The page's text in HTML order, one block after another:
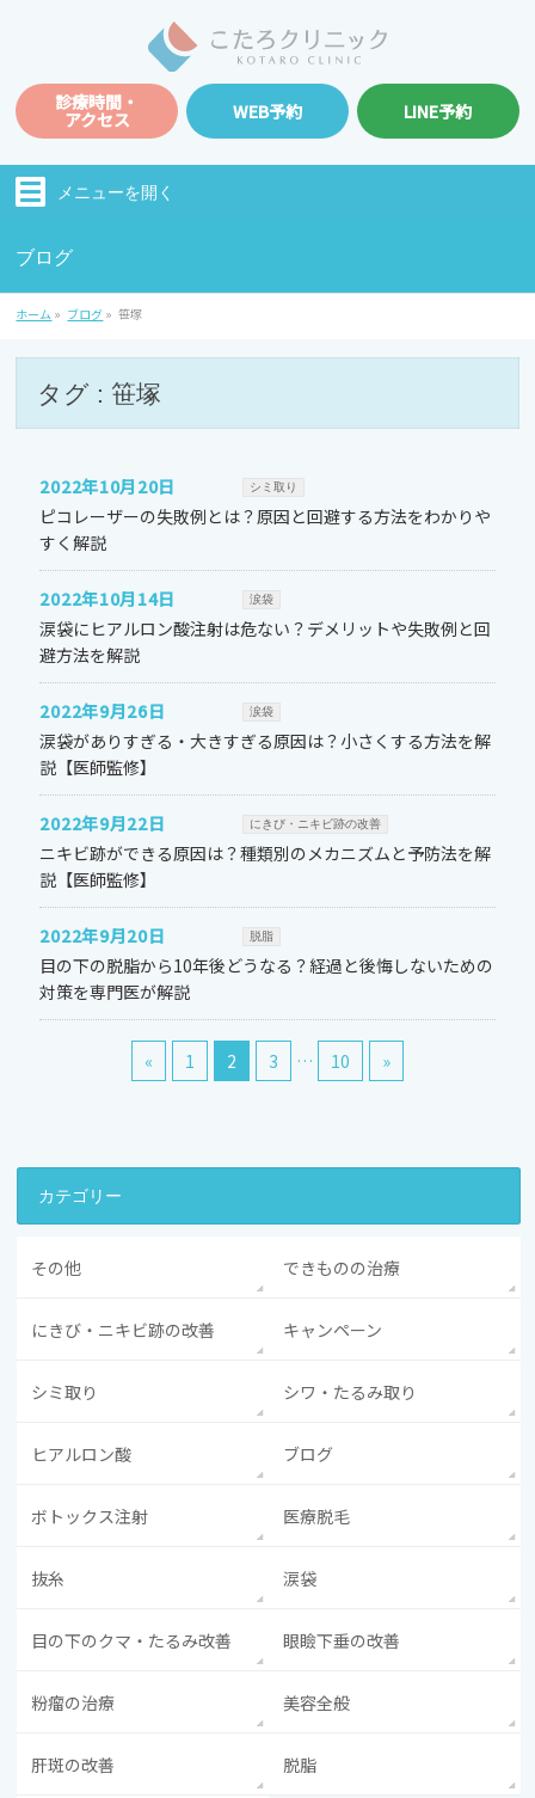
診療時間・
アクセス WEB予約 LINE予約
メニューを開く
ブログ
ホーム » ブログ » 笹塚
タグ : 笹塚
2022年10月20日 シミ取り
ピコレーザーの失敗例とは？原因と回避する方法をわかりや
すく解説
2022年10月14日 涙袋
涙袋にヒアルロン酸注射は危ない？デメリットや失敗例と回
避方法を解説
2022年9月26日 涙袋
涙袋がありすぎる・大きすぎる原因は？小さくする方法を解
説【医師監修】
2022年9月22日 にきび・ニキビ跡の改善
ニキビ跡ができる原因は？種類別のメカニズムと予防法を解
説【医師監修】
2022年9月20日 脱脂
目の下の脱脂から10年後どうなる？経過と後悔しないための
対策を専門医が解説
« 1 2 3 … 10 »
カテゴリー
その他 できものの治療
にきび・ニキビ跡の改善 キャンペーン
シミ取り シワ・たるみ取り
ヒアルロン酸 ブログ
ボトックス注射 医療脱毛
抜糸 涙袋
目の下のクマ・たるみ改善 眼瞼下垂の改善
粉瘤の治療 美容全般
肝斑の改善 脱脂